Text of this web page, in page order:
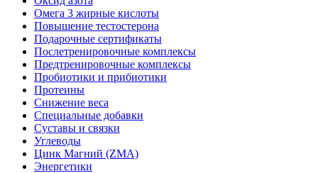
Омега 3 жирные кислоты
Повышение тестостерона
Подарочные сертификаты
Послетренировочные комплексы
Предтренировочные комплексы
Пробиотики и прибиотики
Протеины
Снижение веса
Специальные добавки
Суставы и связки
Углеводы
Цинк Магний (ZMA)
Энергетики